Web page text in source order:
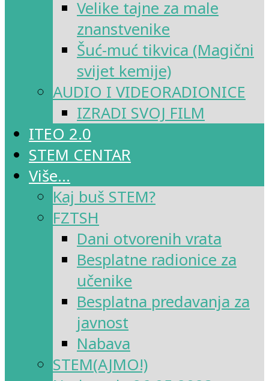
Velike tajne za male
znanstvenike
Šuć-muć tikvica (Magični
svijet kemije)
AUDIO I VIDEORADIONICE
IZRADI SVOJ FILM
ITEO 2.0
STEM CENTAR
Više…
Kaj buš STEM?
FZTSH
Dani otvorenih vrata
Besplatne radionice za
učenike
Besplatna predavanja za
javnost
Nabava
STEM(AJMO!)